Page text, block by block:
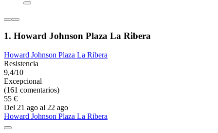
1. Howard Johnson Plaza La Ribera
Howard Johnson Plaza La Ribera
Resistencia
9,4/10
Excepcional
(161 comentarios)
55 €
Del 21 ago al 22 ago
Howard Johnson Plaza La Ribera